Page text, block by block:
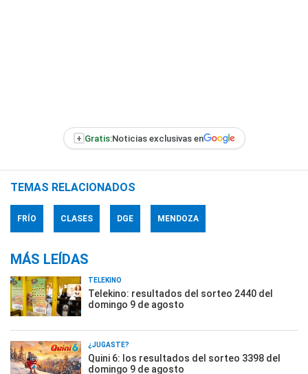
+ Gratis:Noticias exclusivas en
TEMAS RELACIONADOS
FRÍO CLASES DGE MENDOZA
MÁS LEÍDAS
TELEKINO
Telekino: resultados del sorteo 2440 del
domingo 9 de agosto
¿JUGASTE?
Quini 6: los resultados del sorteo 3398 del
domingo 9 de agosto